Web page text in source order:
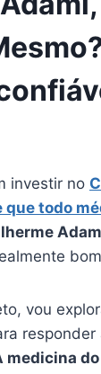
investir no
todo
vou
responder
medicina